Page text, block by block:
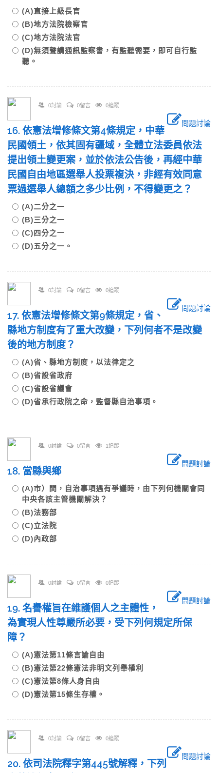
(A)直接上級長官
(B)地方法院檢察官
(C)地方法院法官
(D)無須聲請通訊監察書，有監聽需要，即可自行監
聽。
0討論 0留言 0追蹤
問題討論
16. 依憲法增修條文第4條規定，中華
民國領土，依其固有疆域，全體立法委員依法
提出領土變更案，並於依法公告後，再經中華
民國自由地區選舉人投票複決，非經有效同意
票過選舉人總額之多少比例，不得變更之？
(A)二分之一
(B)三分之一
(C)四分之一
(D)五分之一。
0討論 0留言 0追蹤
問題討論
17. 依憲法增修條文第9條規定，省、
縣地方制度有了重大改變，下列何者不是改變
後的地方制度？
(A)省、縣地方制度，以法律定之
(B)省設省政府
(C)省設省議會
(D)省承行政院之命，監督縣自治事項。
0討論 0留言 1追蹤
問題討論
18. 當縣與鄉
(A)市）間，自治事項遇有爭議時，由下列何機關會同
中央各該主管機關解決？
(B)法務部
(C)立法院
(D)內政部
0討論 0留言 0追蹤
問題討論
19. 名譽權旨在維護個人之主體性，
為實現人性尊嚴所必要，受下列何規定所保
障？
(A)憲法第11條言論自由
(B)憲法第22條憲法非明文列舉權利
(C)憲法第8條人身自由
(D)憲法第15條生存權。
0討論 0留言 0追蹤
問題討論
20. 依司法院釋字第445號解釋，下列